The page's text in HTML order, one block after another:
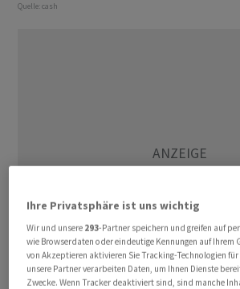
Quelle: cash
Ihre Privatsphäre ist uns wichtig
Wir und unsere 293-Partner speichern und greifen auf
wie Browserdaten oder eindeutige Kennungen auf Ihrem
von Akzeptieren aktivieren Sie Tracking-Technologien
unsere Partner verarbeiten Daten, um Ihnen Dienste
Zwecke. Wenn Tracker deaktiviert sind, sind manche